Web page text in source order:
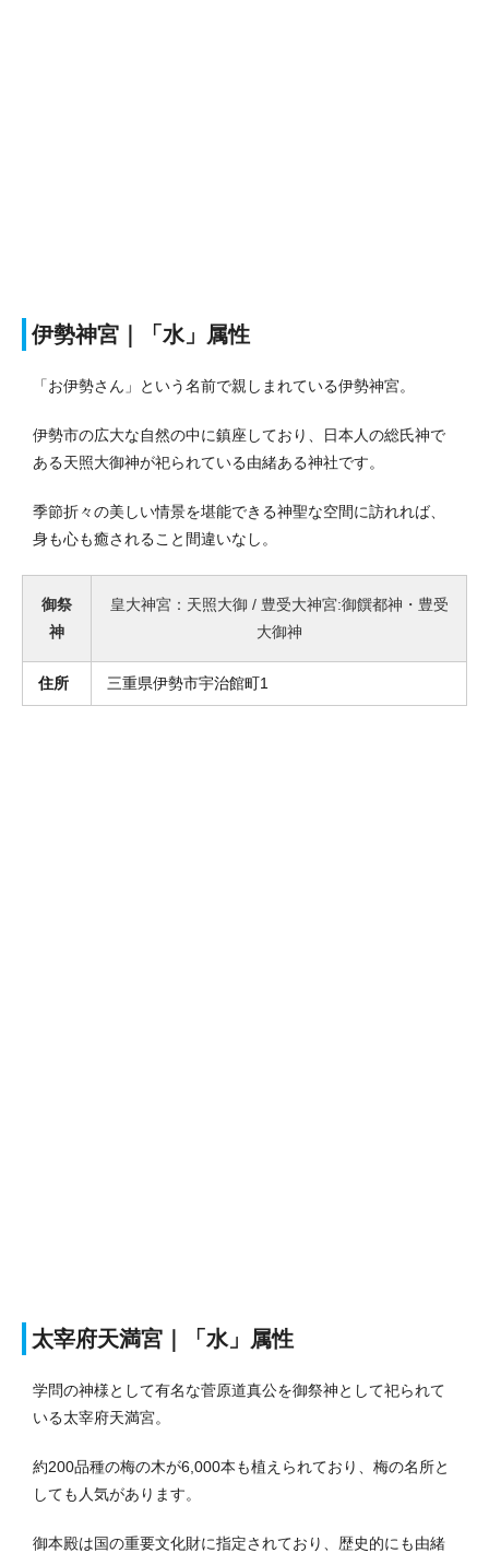
伊勢神宮｜「水」属性
「お伊勢さん」という名前で親しまれている伊勢神宮。
伊勢市の広大な自然の中に鎮座しており、日本人の総氏神で
ある天照大御神が祀られている由緒ある神社です。
季節折々の美しい情景を堪能できる神聖な空間に訪れれば、
身も心も癒されること間違いなし。
御祭
神
皇大神宮：天照大御 / 豊受大神宮:御饌都神・豊受
大御神
住所 三重県伊勢市宇治館町1
太宰府天満宮｜「水」属性
学問の神様として有名な菅原道真公を御祭神として祀られて
いる太宰府天満宮。
約200品種の梅の木が6,000本も植えられており、梅の名所と
しても人気があります。
御本殿は国の重要文化財に指定されており、歴史的にも由緒